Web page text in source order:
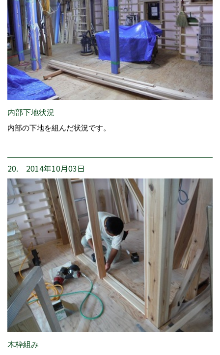
内部下地状況
内部の下地を組んだ状況です。
20. 2014年10月03日
木枠組み